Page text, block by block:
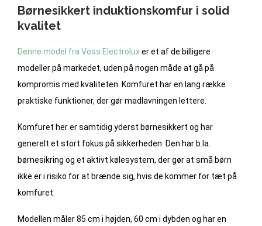
Børnesikkert induktionskomfur i solid
kvalitet
Denne model fra Voss Electroluxer et af de billigere
modeller på markedet, uden på nogen måde at gå på
kompromis med kvaliteten. Komfuret har en lang række
praktiske funktioner, der gør madlavningen lettere.
Komfuret her er samtidig yderst børnesikkert og har
generelt et stort fokus på sikkerheden. Den har b.la.
børnesikring og et aktivt kølesystem, der gør at små børn
ikke er i risiko for at brænde sig, hvis de kommer for tæt på
komfuret.
Modellen måler 85 cm i højden, 60 cm i dybden og har en